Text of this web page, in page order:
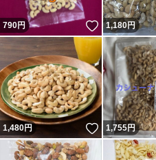
790円 いいね！
1,180円
1,480円 いいね！
1,755円